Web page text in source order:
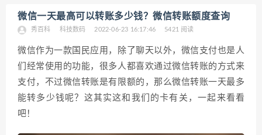
微信一天最高可以转账多少钱？微信转账额度查询
秀百科 科技数码 2022-06-23 16:17:46 5421 阅读
微信作为一款国民应用，除了聊天以外，微信支付也是人
们经常使用的功能，很多人都喜欢通过微信转账的方式来
支付，不过微信转账是有限额的，那么微信转账一天最多
能转多少钱呢？这其实这和我们的卡有关，一起来看看
吧！